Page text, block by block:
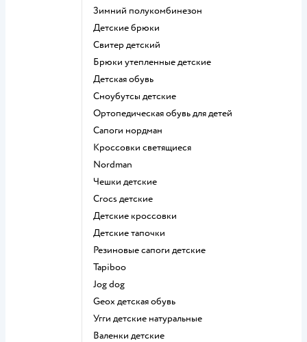
Зимний полукомбинезон
Детские брюки
Свитер детский
Брюки утепленные детские
Детская обувь
Сноубутсы детские
Ортопедическая обувь для детей
Сапоги нордман
Кроссовки светящиеся
Nordman
Чешки детские
Crocs детские
Детские кроссовки
Детские тапочки
Резиновые сапоги детские
Tapiboo
Jog dog
Geox детская обувь
Угги детские натуральные
Валенки детские